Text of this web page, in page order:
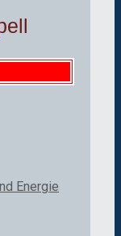
Energie